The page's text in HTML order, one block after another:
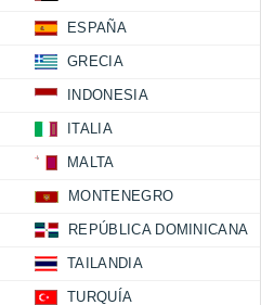
ESPAÑA
GRECIA
INDONESIA
ITALIA
MALTA
MONTENEGRO
REPÚBLICA DOMINICANA
TAILANDIA
TURQUÍA